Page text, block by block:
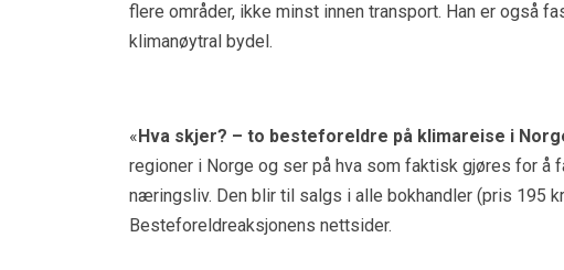
flere områder, ikke minst innen transport. Han er også
klimanøytral bydel.
«Hva skjer? – to besteforeldre på klimareise i
regioner i Norge og ser på hva som faktisk gjøres for å
næringsliv. Den blir til salgs i alle bokhandler (pris 195
Besteforeldreaksjonens nettsider.